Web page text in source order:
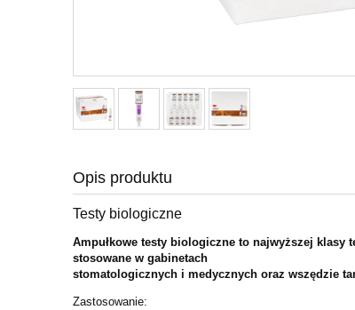
Opis produktu
Testy biologiczne
Ampułkowe testy biologiczne to najwyższej klasy
stosowane w gabinetach
stomatologicznych i medycznych oraz wszędzie
Zastosowanie: